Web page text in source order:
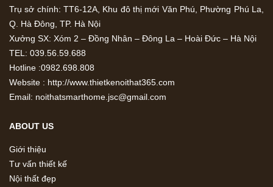
Trụ sở chính: TT6-12A, Khu đô thị mới Văn Phú, Phường Phú La,
Q. Hà Đông, TP. Hà Nội
Xưởng SX: Xóm 2 – Đồng Nhân – Đông La – Hoài Đức – Hà Nội
TEL: 039.56.59.688
Hotline :0982.698.808
Website : http://www.thietkenoithat365.com
Email: noithatsmarthome.jsc@gmail.com
ABOUT US
Giới thiệu
Tư vấn thiết kế
Nội thất đẹp